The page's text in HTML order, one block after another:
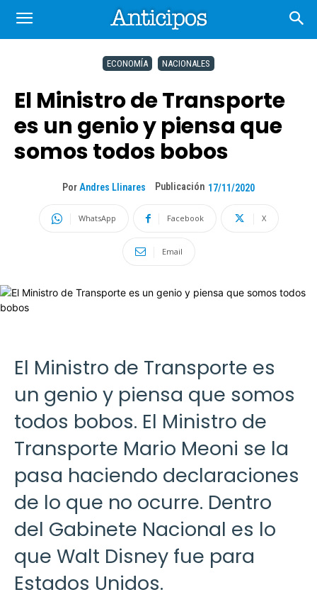
ECONOMÍA NACIONALES
El Ministro de Transporte
es un genio y piensa que
somos todos bobos
Por Andres Llinares Publicación 17/11/2020
WhatsApp Facebook X
Email
El Ministro de Transporte es
un genio y piensa que somos
todos bobos. El Ministro de
Transporte Mario Meoni se la
pasa haciendo declaraciones
de lo que no ocurre. Dentro
del Gabinete Nacional es lo
que Walt Disney fue para
Estados Unidos.